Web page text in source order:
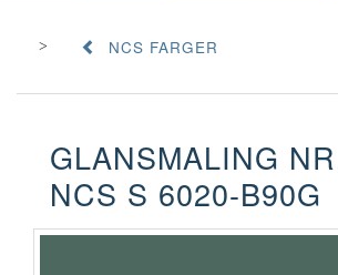
NCS FARGER
GLANSMALING
NCS S 6020-B90G